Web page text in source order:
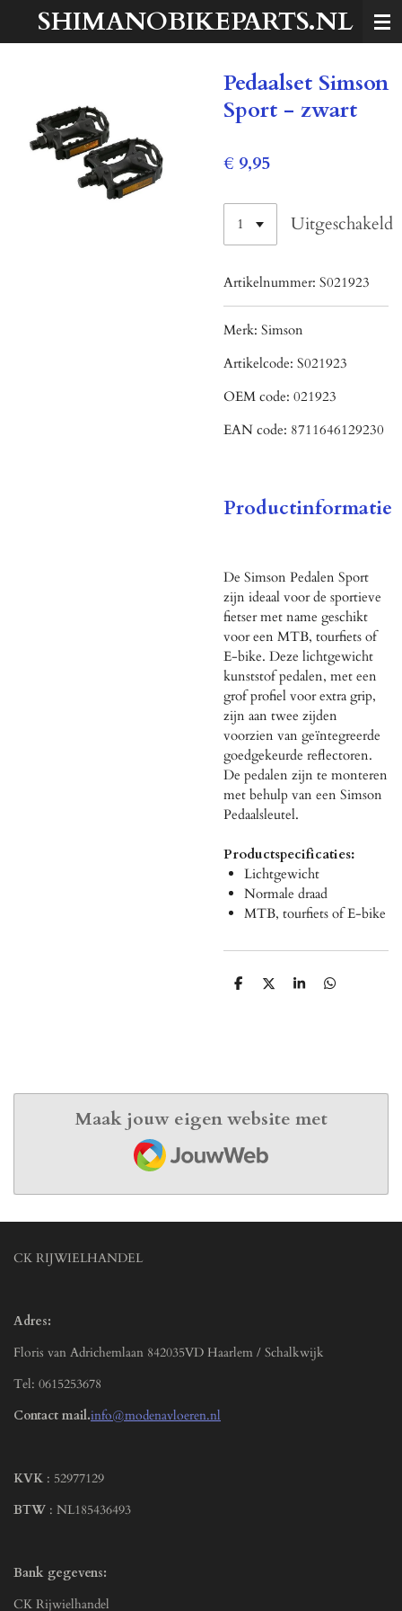
SHIMANOBIKEPARTS.NL
Pedaalset Simson
Sport - zwart
€ 9,95
Uitgeschakeld
Artikelnummer: S021923
Merk: Simson
Artikelcode: S021923
OEM code: 021923
EAN code: 8711646129230
Productinformatie
De Simson Pedalen Sport
zijn ideaal voor de sportieve
fietser met name geschikt
voor een MTB, tourfiets of
E-bike. Deze lichtgewicht
kunststof pedalen, met een
grof profiel voor extra grip,
zijn aan twee zijden
voorzien van geïntegreerde
goedgekeurde reflectoren.
De pedalen zijn te monteren
met behulp van een Simson
Pedaalsleutel.
Productspecificaties:
Lichtgewicht
Normale draad
MTB, tourfiets of E-bike
D
D
S
D
Maak jouw eigen website met
JouwWeb
CK RIJWIELHANDEL
Adres:
Floris van Adrichemlaan 842035VD Haarlem / Schalkwijk
Tel: 0615253678
Contact mail.info@modenavloeren.nl
KVK : 52977129
BTW : NL185436493
Bank gegevens:
CK Rijwielhandel